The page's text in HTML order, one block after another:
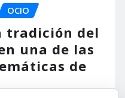
OCIO
tradición del
una de las
de